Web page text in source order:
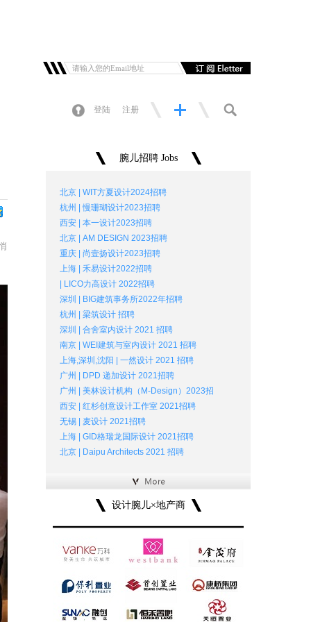
登陆 注册
腕儿招聘 Jobs
北京 | WIT方夏设计2024招聘
杭州 | 慢珊瑚设计2023招聘
西安 | 本一设计2023招聘
北京 | AM DESIGN 2023招聘
重庆 | 尚壹扬设计2023招聘
上海 | 禾易设计2022招聘
| LICO力高设计 2022招聘
深圳 | BIG建筑事务所2022年招聘
杭州 | 梁筑设计 招聘
深圳 | 合舍室内设计 2021 招聘
南京 | WEI建筑与室内设计 2021 招聘
上海,深圳,沈阳 | 一然设计 2021 招聘
广州 | DPD 递加设计 2021招聘
广州 | 美林设计机构（M-Design）2023招
西安 | 红杉创意设计工作室 2021招聘
无锡 | 麦设计 2021招聘
上海 | GID格瑞龙国际设计 2021招聘
北京 | Daipu Architects 2021 招聘
设计腕儿×地产商